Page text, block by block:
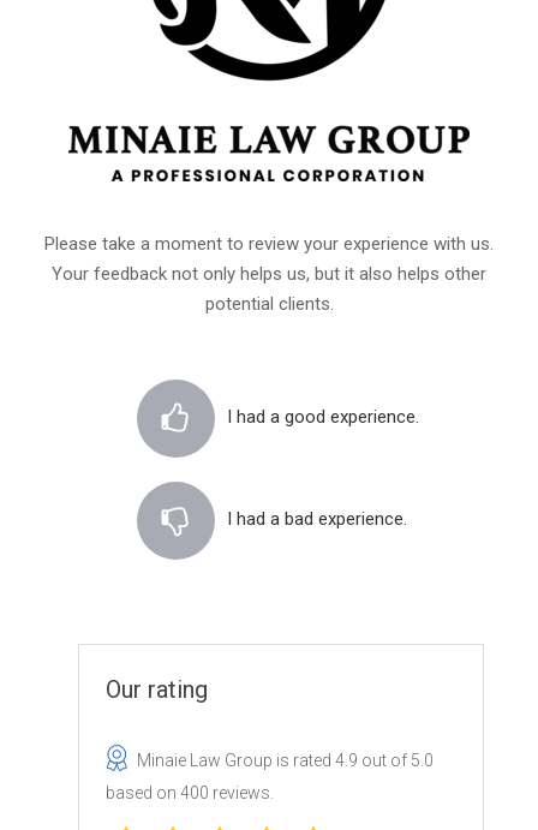
Please take a moment to review your experience with us.
Your feedback not only helps us, but it also helps other
potential clients.
I had a good experience.
I had a bad experience.
Our rating
Minaie Law Group is rated 4.9 out of 5.0
based on 400 reviews.